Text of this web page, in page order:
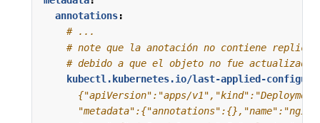
annotations:
# ...
# note que la anotación no contiene replicas
# debido a que el objeto no fue actualizado
kubectl.kubernetes.io/last-applied-